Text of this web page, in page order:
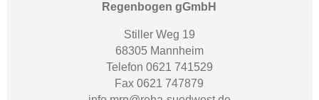
Regenbogen gGmbH
Stiller Weg 19
68305 Mannheim
Telefon 0621 741529
Fax 0621 747879